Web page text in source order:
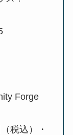
Forge
税込）・